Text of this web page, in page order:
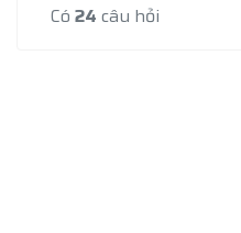
Có 24 câu hỏi